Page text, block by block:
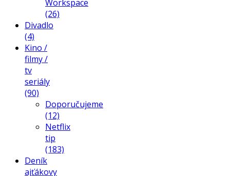
Workspace
(26)
Divadlo
(4)
Kino /
filmy /
tv
seriály
(90)
Doporučujeme
(12)
Netflix
tip
(183)
Deník
ajťákovy